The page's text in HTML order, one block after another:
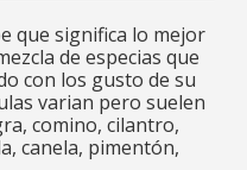
que significa lo mejor
de especias que
con los gusto de su
varian pero suelen
comino, cilantro,
canela, pimentón,